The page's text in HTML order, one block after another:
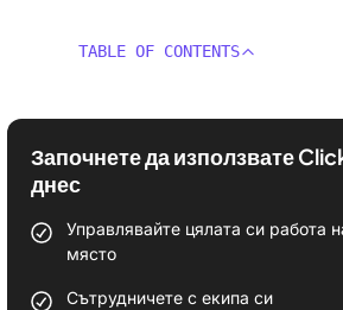
TABLE OF CONTENTS
Започнете да използвате
днес
Управлявайте цялата си работа
място
Сътрудничете с екипа си